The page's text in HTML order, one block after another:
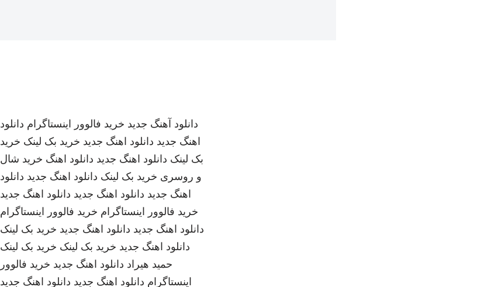
دانلود آهنگ جدید خرید فالوور اینستاگرام دانلود
اهنگ جدید دانلود اهنگ جدید خرید بک لینک خرید
بک لینک دانلود اهنگ جدید دانلود اهنگ خرید شال
و روسری خرید بک لینک دانلود اهنگ جدید دانلود
اهنگ جدید دانلود اهنگ جدید دانلود اهنگ جدید
خرید فالوور اینستاگرام خرید فالوور اینستاگرام
دانلود اهنگ جدید دانلود اهنگ جدید خرید بک لینک
دانلود اهنگ جدید خرید بک لینک خرید بک لینک
حمید هیراد دانلود اهنگ جدید خرید فالوور
اینستاگرام دانلود اهنگ جدید دانلود اهنگ جدید